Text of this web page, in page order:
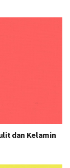
dan Kelamin